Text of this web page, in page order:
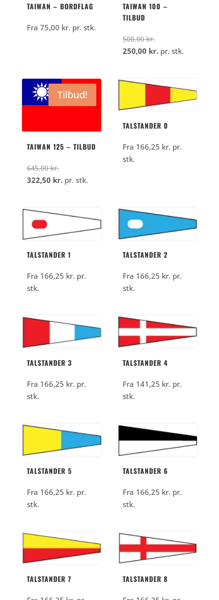
TAIWAN – BORDFLAG
Fra 75,00 kr. pr. stk.
TAIWAN 100 –
TILBUD
500,00kr.Den
oprindelige
500,00
250,00 kr. Den
er:
250,00
pr. stk.
Tilbud!
TAIWAN 125 – TILBUD
645,00kr.Den
oprindelige
645,00
322,50 kr.Den
er:
322,50
pr. stk.
TALSTANDER 0
Fra 166,25 kr. pr.
stk.
TALSTANDER 1
Fra 166,25 kr. pr.
stk.
TALSTANDER 2
Fra 166,25 kr. pr.
stk.
TALSTANDER 3
Fra 166,25 kr. pr.
stk.
TALSTANDER 4
Fra 141,25 kr. pr.
stk.
TALSTANDER 5
Fra 166,25 kr. pr.
stk.
TALSTANDER 6
Fra 166,25 kr. pr.
stk.
TALSTANDER 7 TALSTANDER 8